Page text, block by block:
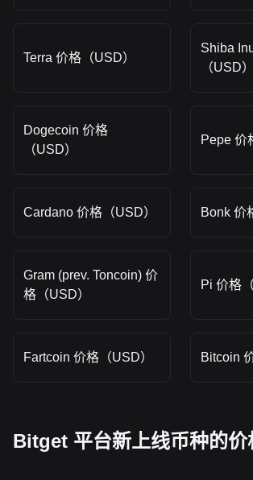
Terra 价格（USD）
Shiba
（USD）
Dogecoin 价格
（USD）
Pepe 价
Cardano 价格（USD） Bonk 价
Gram (prev. Toncoin) 价
格（USD）
Pi 价格
Fartcoin 价格（USD） Bitcoin
Bitget 平台新上线币种的价